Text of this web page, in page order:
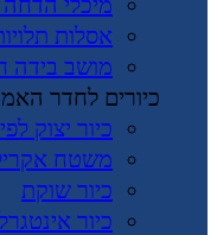
אסלות
מושב בידה
כיורים לחדר
כיור יצוק
משטח
כיור שוקת
כיור